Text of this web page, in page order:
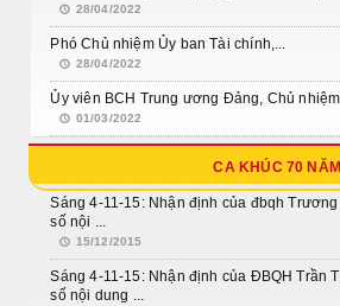
28/04/2022
Phó Chủ nhiệm Ủy ban Tài chính,...
28/04/2022
Ủy viên BCH Trung ương Đảng, Chủ
01/03/2022
CA KHÚC 70
Sáng 4-11-15: Nhận định của đbqh
số nội ...
15/12/2015
Sáng 4-11-15: Nhận định của ĐBQH Trần
số nội dung ...